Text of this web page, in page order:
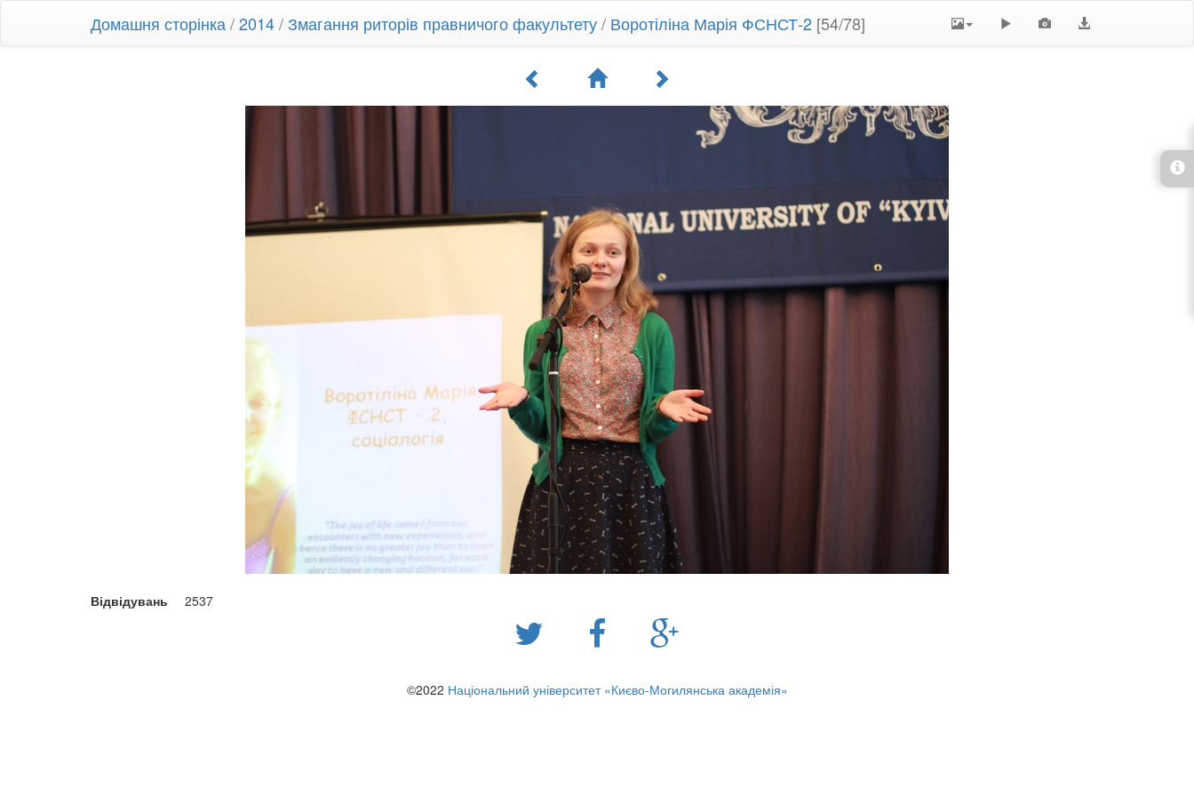
Домашня сторінка /2014/Змагання риторів правничого факультету/ Воротіліна Марія ФСНСТ-2 [54/78]
Відвідувань 2537
©2022 Національний університет «Києво-Могилянська академія»